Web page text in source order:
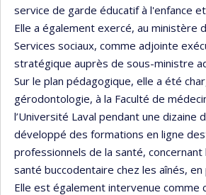
service de garde éducatif à l'enfance
Elle a également exercé, au ministère
Services sociaux, comme adjointe
stratégique auprès de sous-ministre
Sur le plan pédagogique, elle a été
gérodontologie, à la Faculté de
l’Université Laval pendant une dizaine
développé des formations en ligne
professionnels de la santé, concernant
santé buccodentaire chez les aînés, en
Elle est également intervenue comme